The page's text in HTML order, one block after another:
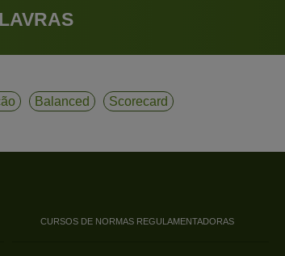
Balanced Scorecard
CURSOS DE NORMAS REGULAMENTADORAS